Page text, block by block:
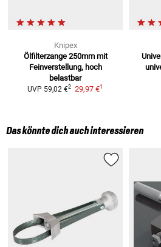
Knipex
Ölfilterzange 250mm mit
Feinverstellung, hoch
belastbar
UVP 59,02 €2 29,97 €1
Das könnte dich auch interessieren